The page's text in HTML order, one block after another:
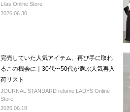
Lilas Online Store
2026.06.30
完売していた人気アイテム、再び手に取れ
るこの機会に｜30代〜50代が選ぶ人気再入
荷リスト
JOURNAL STANDARD relume LADYS Online
Store
2026.06.18